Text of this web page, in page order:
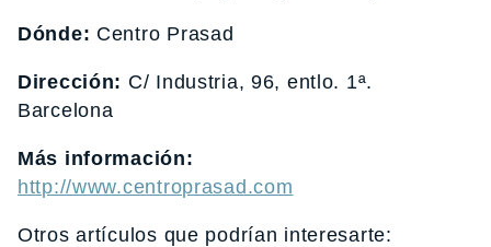
Dónde: Centro Prasad
Dirección: C/ Industria, 96, entlo. 1ª.
Barcelona
Más información:
http://www.centroprasad.com
Otros artículos que podrían interesarte: